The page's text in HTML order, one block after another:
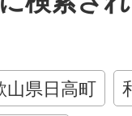
山県日高町